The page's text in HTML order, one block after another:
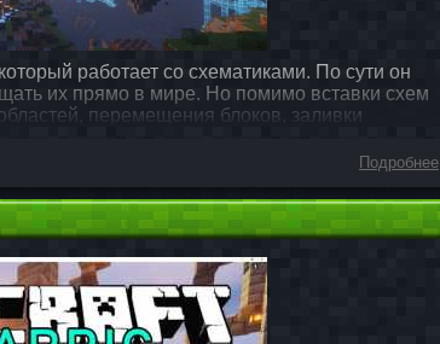
работает со схематиками. По сути он
их прямо в мире. Но помимо вставки схем
перемещения блоков, заливки
Подробнее